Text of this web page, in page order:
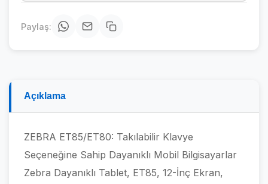
Paylaş:
Açıklama
ZEBRA ET85/ET80: Takılabilir Klavye
Seçeneğine Sahip Dayanıklı Mobil Bilgisayarlar
Zebra Dayanıklı Tablet, ET85, 12-İnç Ekran,